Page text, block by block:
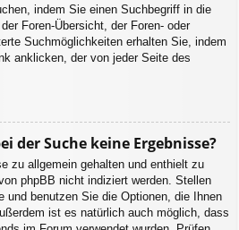
indem Sie einen Suchbegriff in die
Foren-Übersicht, der Foren- oder
Suchmöglichkeiten erhalten Sie, indem
anklicken, der von jeder Seite des
der Suche keine Ergebnisse?
zu allgemein gehalten und enthielt zu
phpBB nicht indiziert werden. Stellen
und benutzen Sie die Optionen, die Ihnen
ist es natürlich auch möglich, dass